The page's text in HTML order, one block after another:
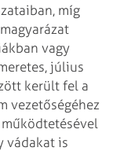
míg
magyarázat
vagy
július
került fel a
vezetőségéhez
vádakat is